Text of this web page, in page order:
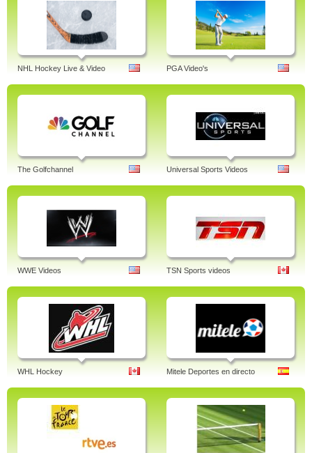
NHL Hockey Live & Video PGA Video's
The Golfchannel Universal Sports Videos
WWE Videos TSN Sports videos
WHL Hockey Mitele Deportes en directo